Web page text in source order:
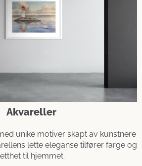
Akvareller
unike motiver skapt av kunstnere
lette eleganse tilfører farge og
til hjemmet.